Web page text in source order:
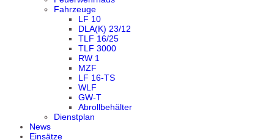
Fahrzeuge
LF 10
DLA(K) 23/12
TLF 16/25
TLF 3000
RW 1
MZF
LF 16-TS
WLF
GW-T
Abrollbehälter
Dienstplan
News
Einsätze